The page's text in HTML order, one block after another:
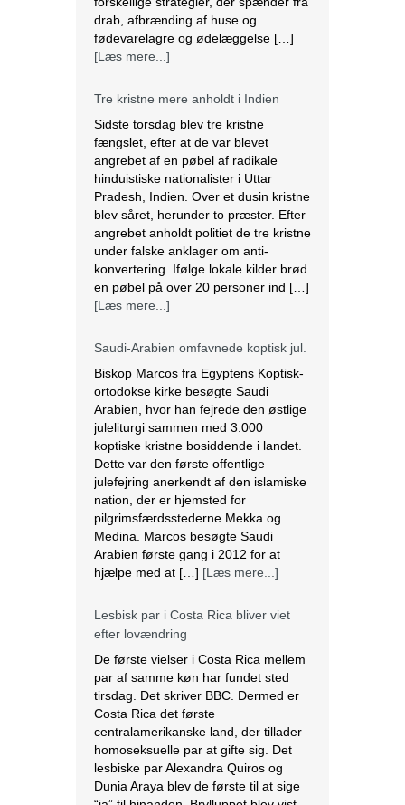
angrebet af en pøbel af radikale
hinduistiske nationalister i Uttar
Pradesh, Indien. Over et dusin kristne
blev såret, herunder to præster. Efter
under falske anklager om anti-
konvertering. Ifølge lokale kilder brød
en pøbel på over 20 personer ind […]
[Læs mere...]
Saudi-Arabien omfavnede koptisk jul.
Biskop Marcos fra Egyptens Koptisk-
ortodokse kirke besøgte Saudi
Arabien, hvor han fejrede den østlige
juleliturgi sammen med 3.000
koptiske kristne bosiddende i landet.
Dette var den første offentlige
nation, der er hjemsted for
pilgrimsfærdsstederne Mekka og
Medina. Marcos besøgte Saudi
Arabien første gang i 2012 for at
hjælpe med at […]
[Læs mere...]
Lesbisk par i Costa Rica bliver viet
efter lovændring
De første vielser i Costa Rica mellem
par af samme køn har fundet sted
tirsdag. Det skriver BBC. Dermed er
Costa Rica det første
centralamerikanske land, der tillader
lesbiske par Alexandra Quiros og
Dunia Araya blev de første til at sige
“ja” til hinanden. Brylluppet blev vist
på nationalt […]
[Læs mere...]
Abbas erklærer alle aftaler med Israel
og USA for færdige
Mahmoud Abbas erklærer alle aftaler
og forståelser med Israel og USA for
at være afsluttet. Det siger den